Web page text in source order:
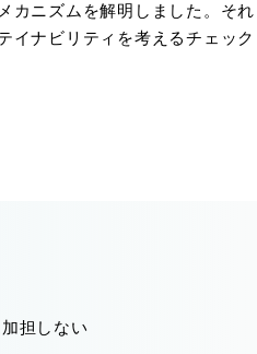
カニズムを解明しました。それ
イナビリティを考えるチェック
担しない